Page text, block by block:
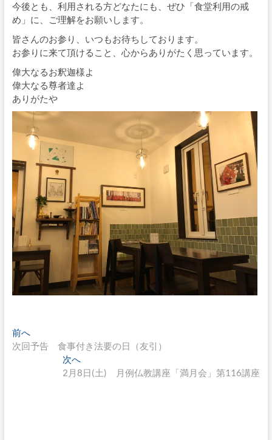
今後とも、利用される方どなたにも、ぜひ「食堂利用の戒
め」に、ご理解をお願いします。
皆さんのお参り、いつもお待ちしております。
お参りに来て頂けること、心からありがたく思っています。
偉大なるお釈迦様よ
偉大なる尊者達よ
ありがたや
投
稿
前へ過
去
次回予告 食事付き法要の日（友引）
次へ
の
2月8日(土) 月例仏教講座「満月会」第116講座